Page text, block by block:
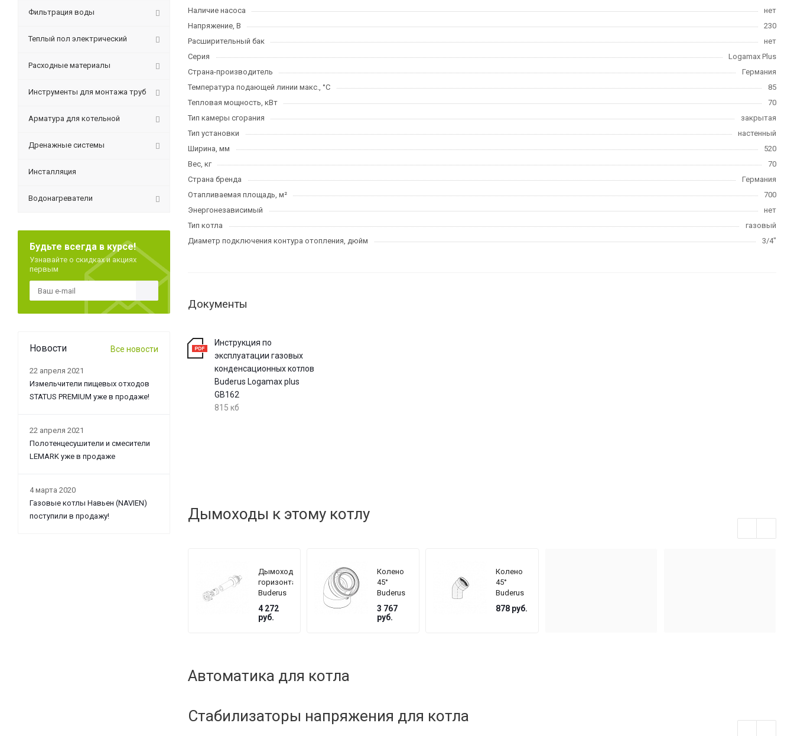
Наличие насоса
нет
Напряжение, В
230
Расширительный бак
нет
Серия
Logamax Plus
Страна-производитель
Германия
Температура подающей линии макс., °C
85
Тепловая мощность, кВт
70
Тип камеры сгорания
закрытая
Тип установки
настенный
Ширина, мм
520
Вес, кг
70
Страна бренда
Германия
Отапливаемая площадь, м²
700
Энергонезависимый
нет
Тип котла
газовый
Диаметр подключения контура отопления, дюйм
3/4"
Документы
Инструкция по
эксплуатации газовых
конденсационных котлов
Buderus Logamax plus
GB162
815 кб
Дымоходы к этому котлу
Дымоход
горизонтальный
Buderus
Ø 60/100
с
подключением
4 272
руб.
Колено
45°
Buderus
Ø 60/100
3 767
руб.
Колено
45°
Buderus
Ø 80
878 руб.
Автоматика для котла
Стабилизаторы напряжения для котла
Фильтрация воды
Теплый пол электрический
Расходные материалы
Инструменты для монтажа труб
Арматура для котельной
Дренажные системы
Инсталляция
Водонагреватели
Будьте всегда в курсе!
Узнавайте о скидках и акциях
первым
Новости Все новости
22 апреля 2021
Измельчители пищевых отходов
STATUS PREMIUM уже в продаже!
22 апреля 2021
Полотенцесушители и смесители
LEMARK уже в продаже
4 марта 2020
Газовые котлы Навьен (NAVIEN)
поступили в продажу!